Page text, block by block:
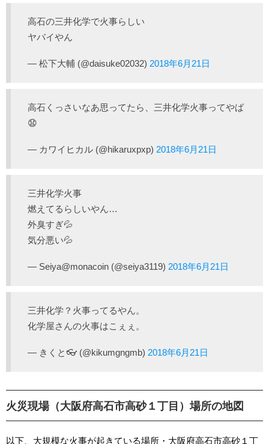
高石の三井化学で火事らしい
ヤバイやん
— 松下大輔 (@daisuke02032) 2018年6月21日
高石くっさいなあ思ってたら、三井化学火事ってやば
😧
— カワイヒカル (@hikaruxpxp) 2018年6月21日
三井化学火事
燃えてるらしいやん…
外臭すぎ💦
気分悪い💦
— Seiya@monacoin (@seiya3119) 2018年6月21日
三井化学？火事ってるやん。
化学屋さんの火事はこぇぇ。
— きくと👓 (@kikumgngmb) 2018年6月21日
火災現場（大阪府高石市高砂１丁目）場所の地図
以下、大規模な火事が起きている場所・大阪府高石市高砂１丁